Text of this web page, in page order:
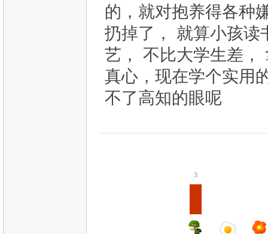
的，就对抱养得各种
扔掉了， 就算小孩读
艺， 不比大学生差，
真心，现在学个实用
不了高知的眼呢
3